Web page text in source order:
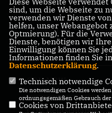
IMPRESSUM
CDU Ratsfraktion
CDU NRW
CDU Deutschlands
sind, um die Webseite zu
verwenden wir Dienste
helfen, unser Webangebot
Optmierung). Für die
Dienste, benötigen wir
Einwilligung können Sie
Informationen finden Sie
Datenschutzerklärung.
Technisch notwendige
Die notwendigen Cookies
ordnungsgemäßen Gebrauch
Cookies von